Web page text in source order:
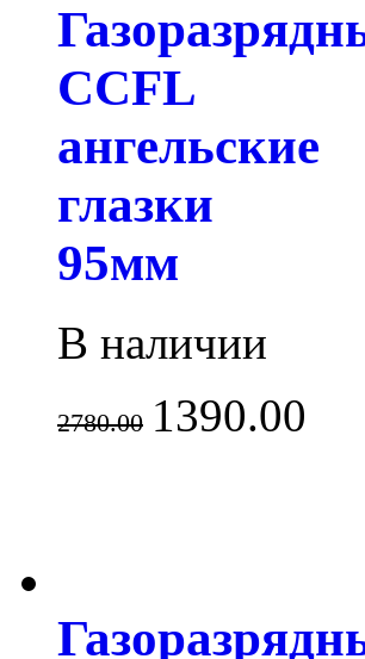
CCFL
ангельские
глазки
95мм
В наличии
2780.00 1390.00